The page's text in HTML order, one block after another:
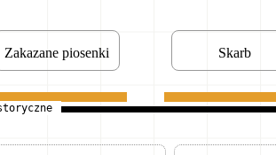
Zakazane piosenki Skarb